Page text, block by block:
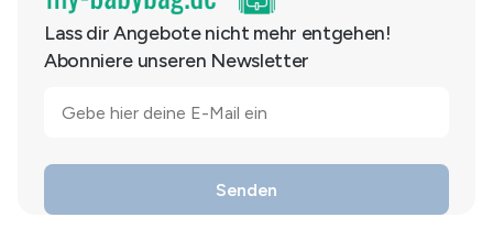
Lass dir Angebote nicht mehr entgehen!
Abonniere unseren Newsletter